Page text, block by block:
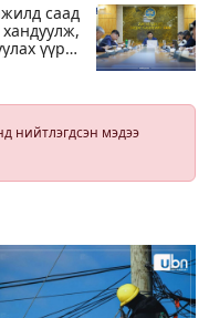
саад
үүрэг
нийтлэгдсэн мэдээ